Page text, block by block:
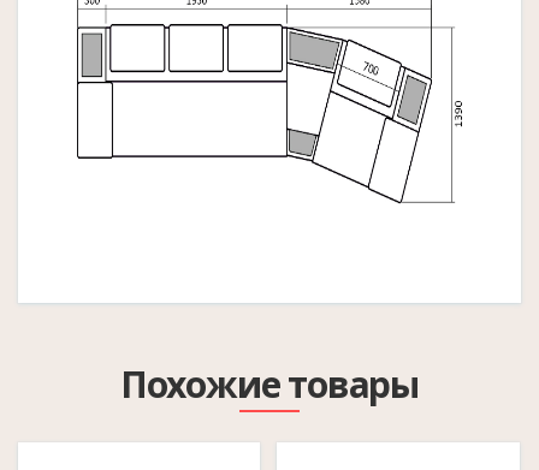
Похожие товары